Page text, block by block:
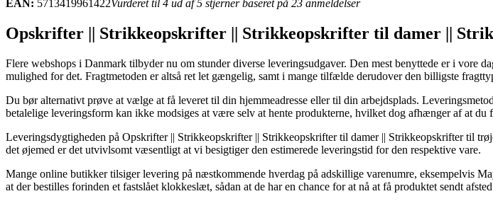
EAN: 5713419961422Vurderet til 4 ud af 5 stjerner baseret på 23 anmeldelser
Opskrifter || Strikkeopskrifter || Strikkeopskrifter til damer ||
Flere webshops i Danmark tilbyder nu om stunder diverse leveringsudgaver. Den mest benyttede er i
mulighed for det. Fragtmetoden er altså ret let gængelig, samt i mange tilfælde derudover den billigste
Du bør alternativt prøve at vælge at få leveret til din hjemmeadresse eller til din arbejdsplads.
betalelige leveringsform kan ikke modsiges at være selv at hente produkterne, hvilket dog afhænger af at
Leveringsdygtigheden på Opskrifter || Strikkeopskrifter || Strikkeopskrifter til damer || Strikkeopskrifter til
det øjemed er det utvivlsomt væsentligt at vi besigtiger den estimerede leveringstid for den respektive vare.
Mange online butikker tilsiger levering på næstkommende hverdag på adskillige varenumre, eksempelvis
at der bestilles forinden et fastslået klokkeslæt, sådan at de har en chance for at nå at få produktet sendt